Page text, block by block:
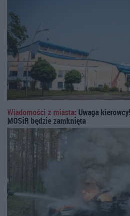
Wiadomości z miasta: Uwaga
MOSiR będzie zamknięta